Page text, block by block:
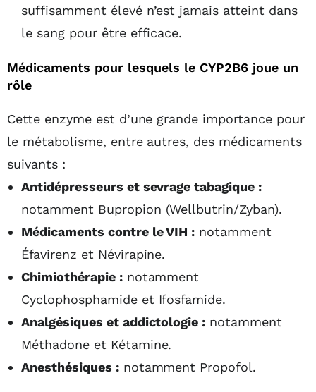
suffisamment élevé n’est jamais atteint dans
le sang pour être efficace.
Médicaments pour lesquels le CYP2B6 joue un
rôle
Cette enzyme est d’une grande importance pour
le métabolisme, entre autres, des médicaments
suivants :
Antidépresseurs et sevrage tabagique :
notamment Bupropion (Wellbutrin/Zyban).
Médicaments contre le VIH : notamment
Éfavirenz et Névirapine.
Chimiothérapie :notamment
Cyclophosphamide et Ifosfamide.
Analgésiques et addictologie : notamment
Méthadone et Kétamine.
Anesthésiques :notamment Propofol.